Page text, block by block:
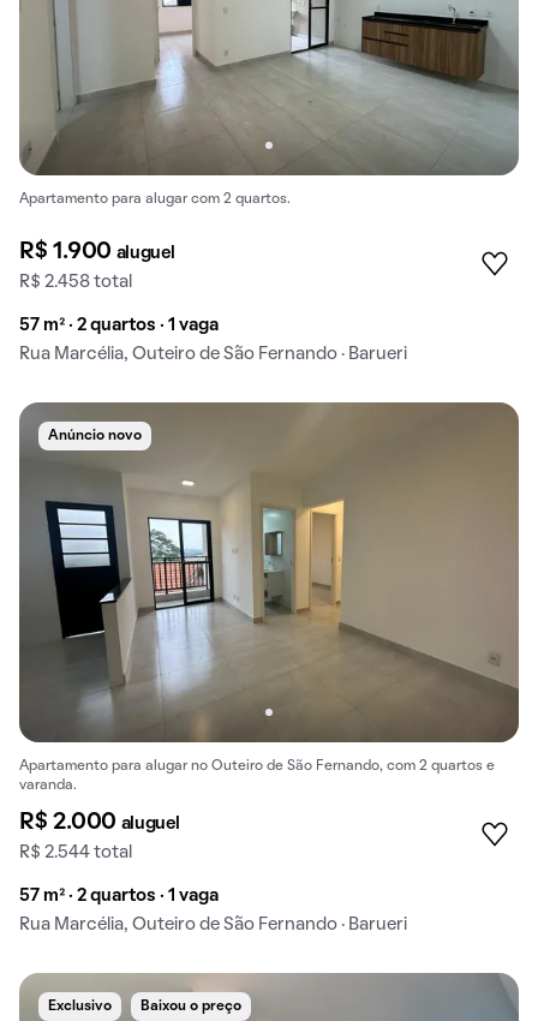
Apartamento para alugar com 2 quartos.
R$ 1.900 aluguel
R$ 2.458 total
57 m² · 2 quartos · 1 vaga
Rua Marcélia, Outeiro de São Fernando · Barueri
Anúncio novo
Apartamento para alugar no Outeiro de São Fernando, com 2 quartos e
varanda.
R$ 2.000 aluguel
R$ 2.544 total
57 m² · 2 quartos · 1 vaga
Rua Marcélia, Outeiro de São Fernando · Barueri
Exclusivo Baixou o preço